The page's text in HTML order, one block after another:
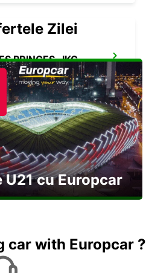
PRINCES -IKC-
- FRANCE
Zilei
U21 cu Europcar
car with Europcar ?